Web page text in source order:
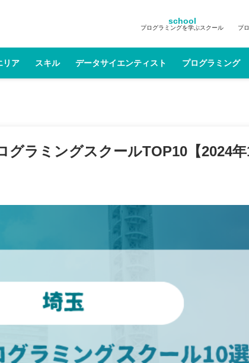
school
プログラミングを学ぶスクール プ
リア スキル データサイエンティスト プログラミング
グラミングスクールTOP10【2024年